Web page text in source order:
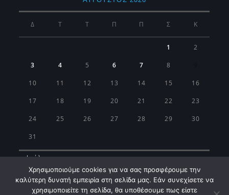
Δ Τ Τ Π Π Σ Κ
1 2
3 4 5 6 7 8
10 11 12 13 14 15 16
17 18 19 20 21 22 23
24 25 26 27 28 29 30
31
« Ιούλ
Χρησιμοποιούμε cookies για να σας προσφέρουμε την
καλύτερη δυνατή εμπειρία στη σελίδα μας. Εάν συνεχίσετε να
χρησιμοποιείτε τη σελίδα, θα υποθέσουμε πως είστε